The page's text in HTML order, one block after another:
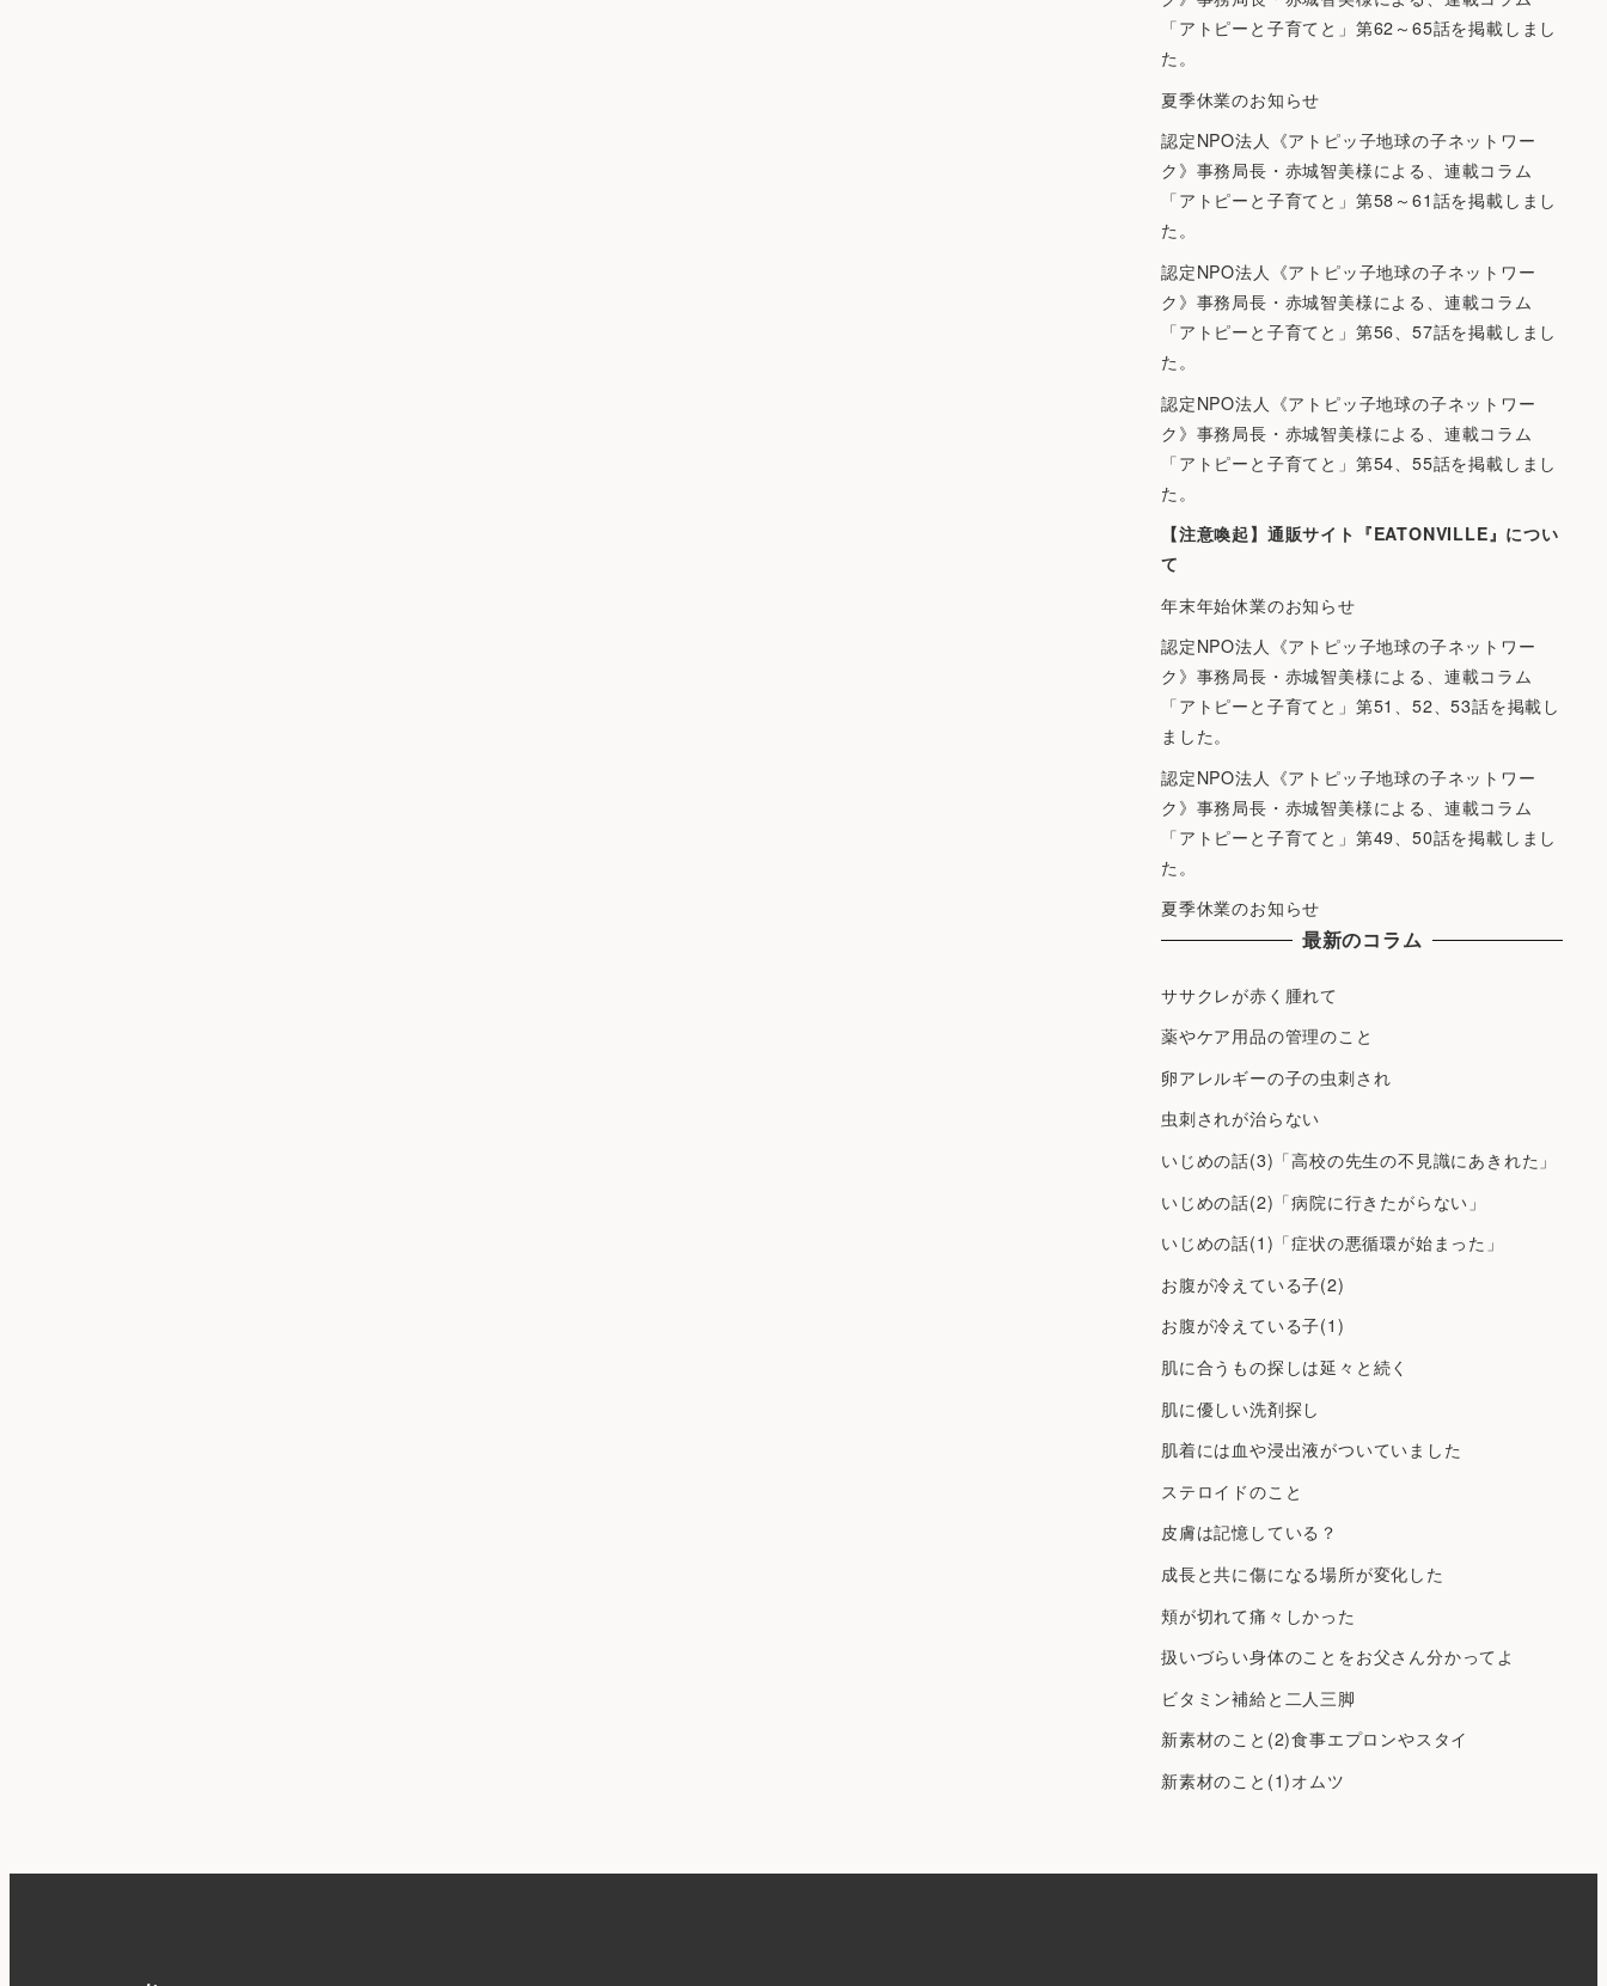
「アトピーと子育てと」第62～65話を掲載しまし
た。
夏季休業のお知らせ
認定NPO法人《アトピッ子地球の子ネットワー
ク》事務局長・赤城智美様による、連載コラム
「アトピーと子育てと」第58～61話を掲載しまし
た。
認定NPO法人《アトピッ子地球の子ネットワー
ク》事務局長・赤城智美様による、連載コラム
「アトピーと子育てと」第56、57話を掲載しまし
た。
認定NPO法人《アトピッ子地球の子ネットワー
ク》事務局長・赤城智美様による、連載コラム
「アトピーと子育てと」第54、55話を掲載しまし
た。
【注意喚起】通販サイト『EATONVILLE』につい
て
年末年始休業のお知らせ
認定NPO法人《アトピッ子地球の子ネットワー
ク》事務局長・赤城智美様による、連載コラム
「アトピーと子育てと」第51、52、53話を掲載し
ました。
認定NPO法人《アトピッ子地球の子ネットワー
ク》事務局長・赤城智美様による、連載コラム
「アトピーと子育てと」第49、50話を掲載しまし
た。
夏季休業のお知らせ
最新のコラム
ササクレが赤く腫れて
薬やケア用品の管理のこと
卵アレルギーの子の虫刺され
虫刺されが治らない
いじめの話(3)「高校の先生の不見識にあきれた」
いじめの話(2)「病院に行きたがらない」
いじめの話(1)「症状の悪循環が始まった」
お腹が冷えている子(2)
お腹が冷えている子(1)
肌に合うもの探しは延々と続く
肌に優しい洗剤探し
肌着には血や浸出液がついていました
ステロイドのこと
皮膚は記憶している？
成長と共に傷になる場所が変化した
頬が切れて痛々しかった
扱いづらい身体のことをお父さん分かってよ
ビタミン補給と二人三脚
新素材のこと(2)食事エプロンやスタイ
新素材のこと(1)オムツ